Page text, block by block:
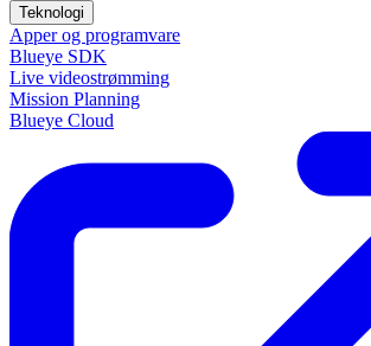
Teknologi
Apper og programvare
Blueye SDK
Live videostrømming
Mission Planning
Blueye Cloud